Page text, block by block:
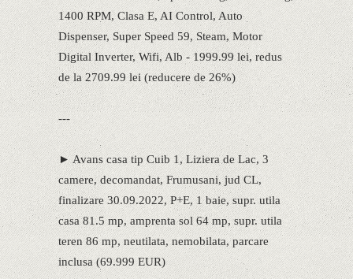
1400 RPM, Clasa E, AI Control, Auto
Dispenser, Super Speed 59, Steam, Motor
Digital Inverter, Wifi, Alb - 1999.99 lei, redus
de la 2709.99 lei (reducere de 26%)
---
► Avans casa tip Cuib 1, Liziera de Lac, 3
camere, decomandat, Frumusani, jud CL,
finalizare 30.09.2022, P+E, 1 baie, supr. utila
casa 81.5 mp, amprenta sol 64 mp, supr. utila
teren 86 mp, neutilata, nemobilata, parcare
inclusa (69.999 EUR)